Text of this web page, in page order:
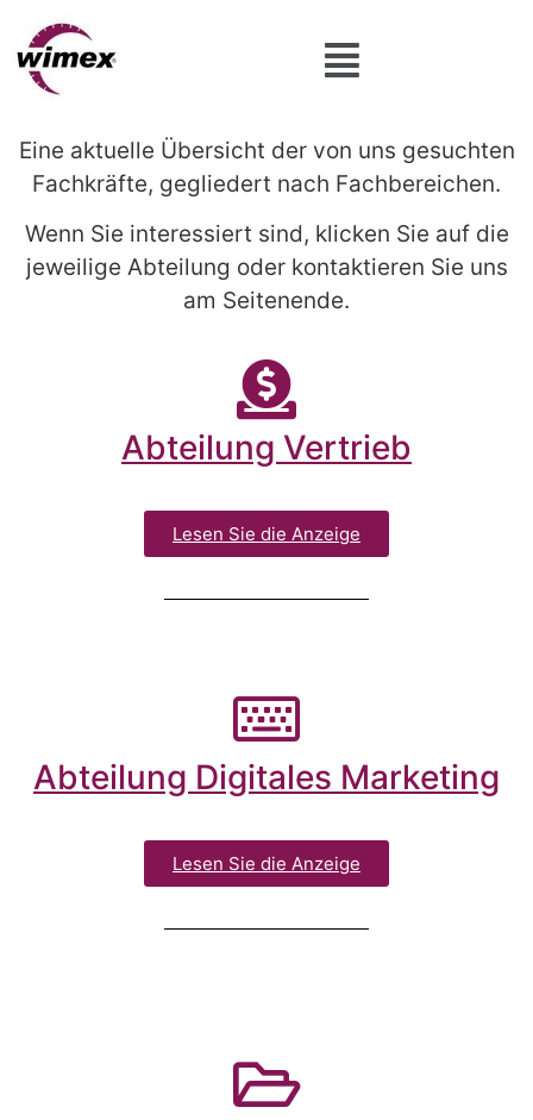
Eine aktuelle Übersicht der von uns gesuchten
Fachkräfte, gegliedert nach Fachbereichen.
Wenn Sie interessiert sind, klicken Sie auf die
jeweilige Abteilung oder kontaktieren Sie uns
am Seitenende.
Abteilung Vertrieb
Lesen Sie die Anzeige
Abteilung Digitales Marketing
Lesen Sie die Anzeige